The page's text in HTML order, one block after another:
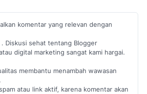
komentar yang relevan dengan
. Diskusi sehat tentang Blogger
digital marketing sangat kami hargai.
membantu menambah wawasan
atau link aktif, karena komentar akan